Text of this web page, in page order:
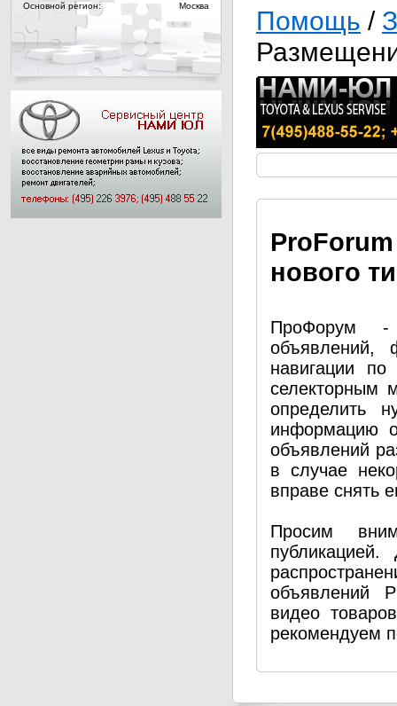
Помощь /
Pro
нового
ПроФорум -
объявлений,
навигации по
селекторным
определить
информацию
объявлений
в случае
вправе снять
Просим
объявлений
видео
рекомендуем
Основной регион:
Москва